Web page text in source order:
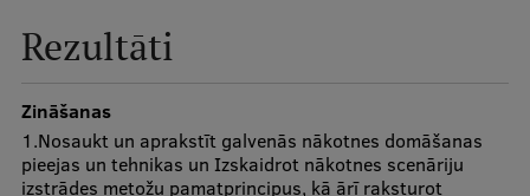
Mūžizglītība
Rezultāti
Zināšanas
1.Nosaukt un aprakstīt galvenās nākotnes domāšanas
pieejas un tehnikas un Izskaidrot nākotnes scenāriju
izstrādes metožu pamatprincipus, kā ārī raksturot